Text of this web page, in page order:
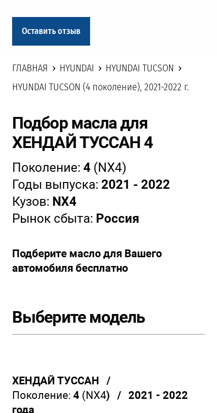
Оставить отзыв
ГЛАВНАЯ HYUNDAI
HYUNDAI TUCSON
HYUNDAI TUCSON (4 поколение), 2021-2022 г.
Подбор масла для
ХЕНДАЙ ТУССАН 4
Поколение: 4 (NX4)
Годы выпуска: 2021 - 2022
Кузов: NX4
Рынок сбыта: Россия
Подберите масло для Вашего
автомобиля бесплатно
Выберите модель
ХЕНДАЙ ТУССАН /
Поколение: 4 (NX4) / 2021 - 2022
года